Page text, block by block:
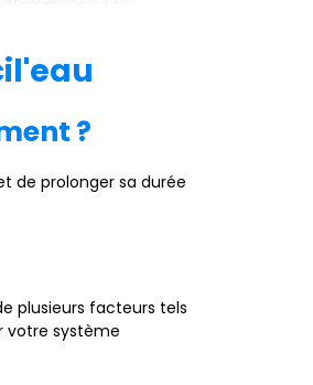
?
de prolonger sa durée
plusieurs facteurs tels
votre système